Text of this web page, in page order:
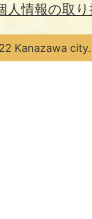
人情報の取
Kanazawa